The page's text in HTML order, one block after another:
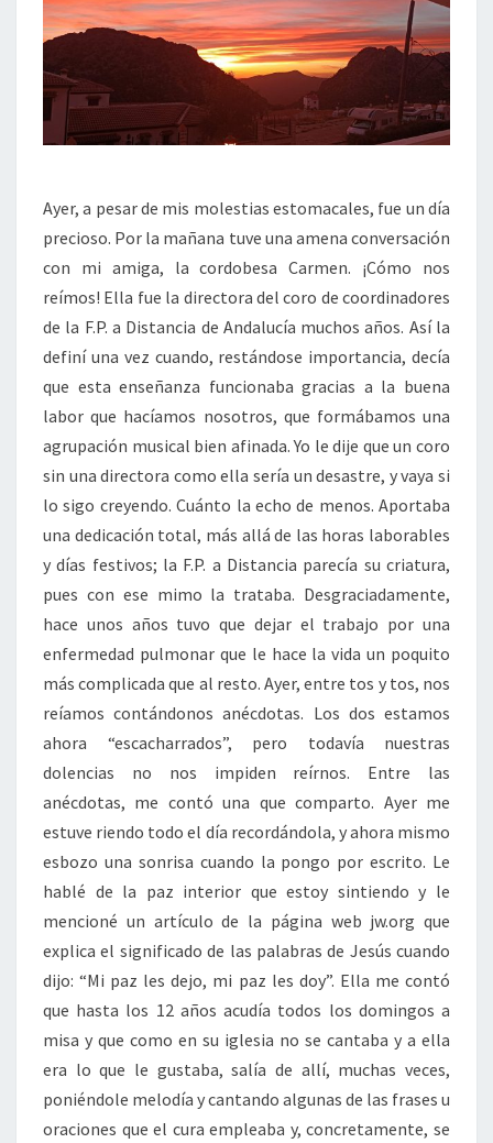
Ayer, a pesar de mis molestias estomacales, fue un día
precioso. Por la mañana tuve una amena conversación
con mi amiga, la cordobesa Carmen. ¡Cómo nos
reímos! Ella fue la directora del coro de coordinadores
de la F.P. a Distancia de Andalucía muchos años. Así la
definí una vez cuando, restándose importancia, decía
que esta enseñanza funcionaba gracias a la buena
labor que hacíamos nosotros, que formábamos una
agrupación musical bien afinada. Yo le dije que un coro
sin una directora como ella sería un desastre, y vaya si
lo sigo creyendo. Cuánto la echo de menos. Aportaba
una dedicación total, más allá de las horas laborables
y días festivos; la F.P. a Distancia parecía su criatura,
pues con ese mimo la trataba. Desgraciadamente,
hace unos años tuvo que dejar el trabajo por una
enfermedad pulmonar que le hace la vida un poquito
más complicada que al resto. Ayer, entre tos y tos, nos
reíamos contándonos anécdotas. Los dos estamos
ahora “escacharrados”, pero todavía nuestras
dolencias no nos impiden reírnos. Entre las
anécdotas, me contó una que comparto. Ayer me
estuve riendo todo el día recordándola, y ahora mismo
esbozo una sonrisa cuando la pongo por escrito. Le
hablé de la paz interior que estoy sintiendo y le
mencioné un artículo de la página web jw.org que
explica el significado de las palabras de Jesús cuando
dijo: “Mi paz les dejo, mi paz les doy”. Ella me contó
que hasta los 12 años acudía todos los domingos a
misa y que como en su iglesia no se cantaba y a ella
era lo que le gustaba, salía de allí, muchas veces,
poniéndole melodía y cantando algunas de las frases u
oraciones que el cura empleaba y, concretamente, se